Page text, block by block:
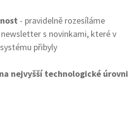
- pravidelně rozesíláme
s novinkami, které v
přibyly
nejvyšší technologické úrovni